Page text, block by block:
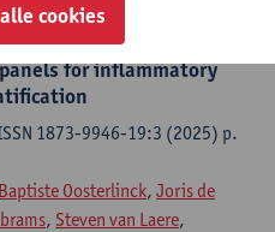
landscape reveals
for inflammatory
1873-9946-19:3 (2025) p.
Baptiste Oosterlinck, Joris de
, Steven van Laere,
cookies